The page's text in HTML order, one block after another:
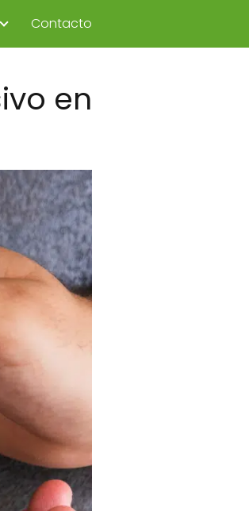
Contacto
en